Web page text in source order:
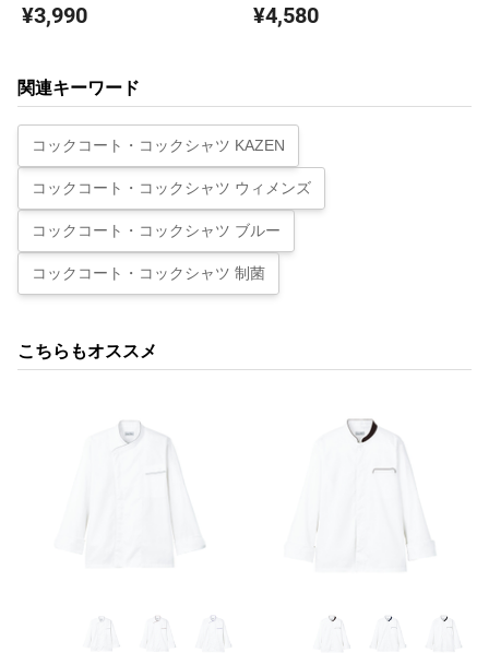
¥3,990 ¥4,580
関連キーワード
コックコート・コックシャツ KAZEN
コックコート・コックシャツ ウィメンズ
コックコート・コックシャツ ブルー
コックコート・コックシャツ 制菌
こちらもオススメ